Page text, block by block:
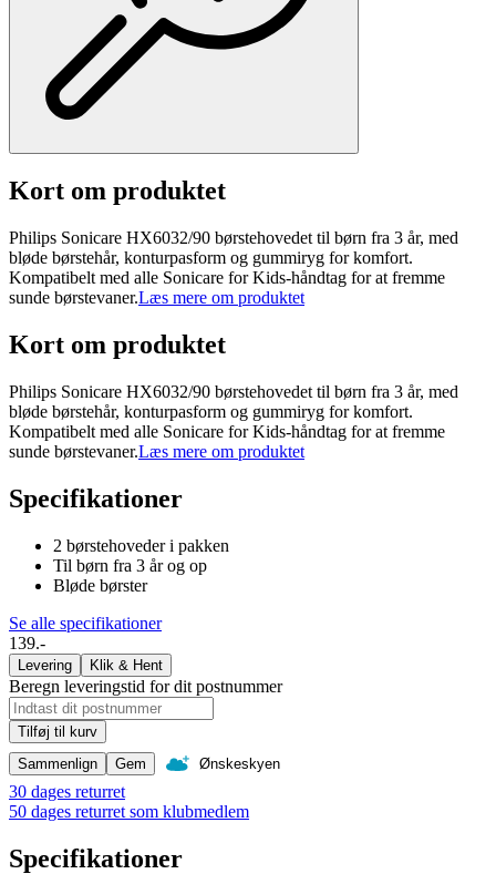
Kort om produktet
Philips Sonicare HX6032/90 børstehovedet til børn fra 3 år, med
bløde børstehår, konturpasform og gummiryg for komfort.
Kompatibelt med alle Sonicare for Kids-håndtag for at fremme
sunde børstevaner.Læs mere om produktet
Kort om produktet
Philips Sonicare HX6032/90 børstehovedet til børn fra 3 år, med
bløde børstehår, konturpasform og gummiryg for komfort.
Kompatibelt med alle Sonicare for Kids-håndtag for at fremme
sunde børstevaner.Læs mere om produktet
Specifikationer
2 børstehoveder i pakken
Til børn fra 3 år og op
Bløde børster
Se alle specifikationer
139.-
Levering Klik & Hent
Beregn leveringstid for dit postnummer
Tilføj til kurv
Sammenlign
Gem Ønskeskyen
30 dages returret
50 dages returret som klubmedlem
Specifikationer